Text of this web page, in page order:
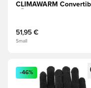
CLIMAWARM
51,95 €
Small
Odpre Modal za
-46%